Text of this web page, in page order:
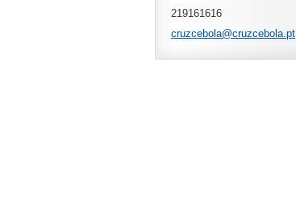
219161616
cruzcebo la@cruzcebola.pt